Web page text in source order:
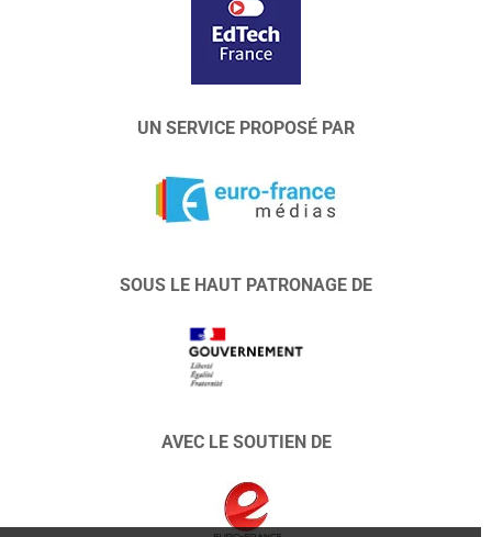
UN SERVICE PROPOSÉ PAR
SOUS LE HAUT PATRONAGE DE
AVEC LE SOUTIEN DE